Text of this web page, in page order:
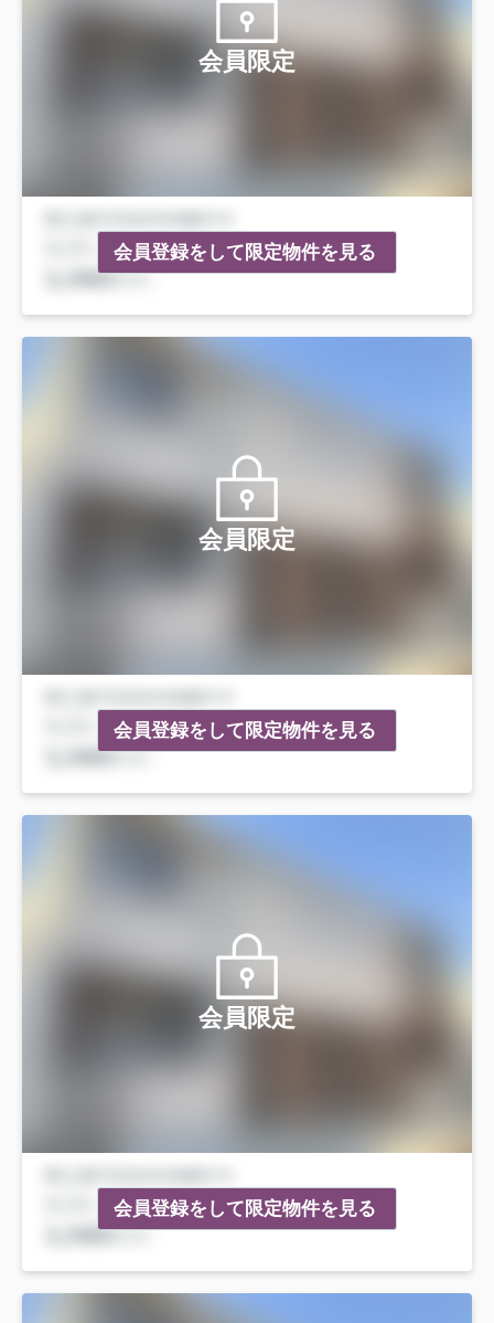
会員限定
会員登録をして限定物件を見る
会員限定
会員登録をして限定物件を見る
会員限定
会員登録をして限定物件を見る